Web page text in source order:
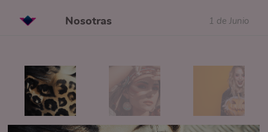
Nosotras 1 de Junio